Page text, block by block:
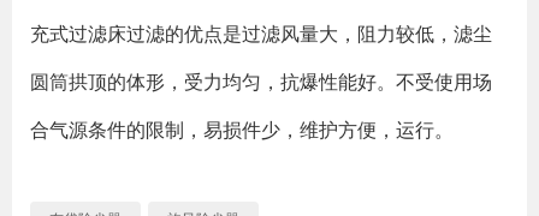
充式过滤床过滤的优点是过滤风量大，阻力较低，滤尘
圆筒拱顶的体形，受力均匀，抗爆性能好。不受使用场
合气源条件的限制，易损件少，维护方便，运行。